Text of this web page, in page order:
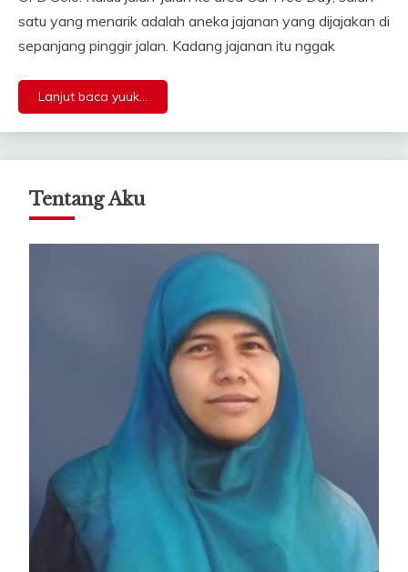
satu yang menarik adalah aneka jajanan yang dijajakan di
sepanjang pinggir jalan. Kadang jajanan itu nggak
Lanjut baca yuuk...
Tentang Aku